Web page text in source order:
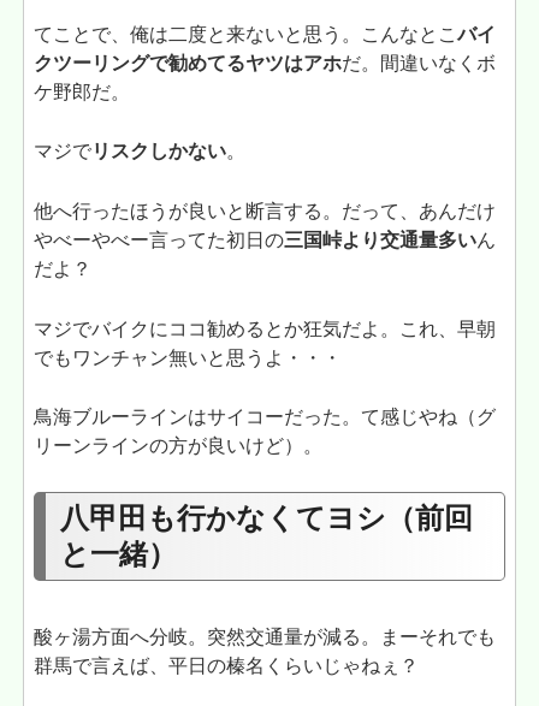
てことで、俺は二度と来ないと思う。こんなとこバイ
クツーリングで勧めてるヤツはアホだ。間違いなくボ
ケ野郎だ。
マジでリスクしかない。
他へ行ったほうが良いと断言する。だって、あんだけ
やべーやべー言ってた初日の三国峠より交通量多いん
だよ？
マジでバイクにココ勧めるとか狂気だよ。これ、早朝
でもワンチャン無いと思うよ・・・
鳥海ブルーラインはサイコーだった。て感じやね（グ
リーンラインの方が良いけど）。
八甲田も行かなくてヨシ（前回
と一緒）
酸ヶ湯方面へ分岐。突然交通量が減る。まーそれでも
群馬で言えば、平日の榛名くらいじゃねぇ？